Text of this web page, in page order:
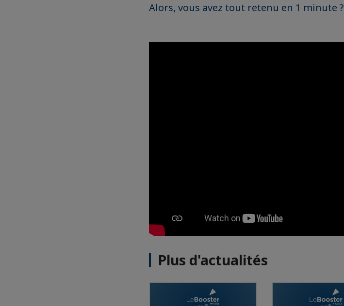
Alors, vous avez tout retenu en 1 minute ?
Plus d'actualités